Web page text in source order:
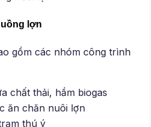
lợn
gồm các nhóm công trình
chất thải, hầm biogas
ăn chăn nuôi lợn
thú ý